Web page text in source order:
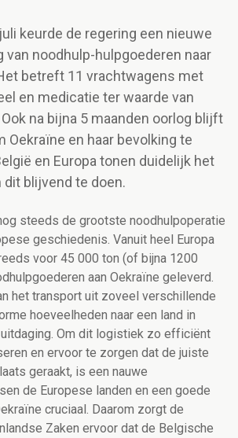
keurde de regering een nieuwe
van noodhulp-hulpgoederen naar
betreft 11 vrachtwagens met
en medicatie ter waarde van
Ook na bijna 5 maanden oorlog blijft
Oekraïne en haar bevolking te
en Europa tonen duidelijk het
blijvend te doen.
steeds de grootste noodhulpoperatie
geschiedenis. Vanuit heel Europa
voor 45 000 ton (of bijna 1200
aan Oekraïne geleverd.
het transport uit zoveel verschillende
hoeveelheden naar een land in
Om dit logistiek zo efficiënt
en ervoor te zorgen dat de juiste
geraakt, is een nauwe
de Europese landen en een goede
cruciaal. Daarom zorgt de
Zaken ervoor dat de Belgische